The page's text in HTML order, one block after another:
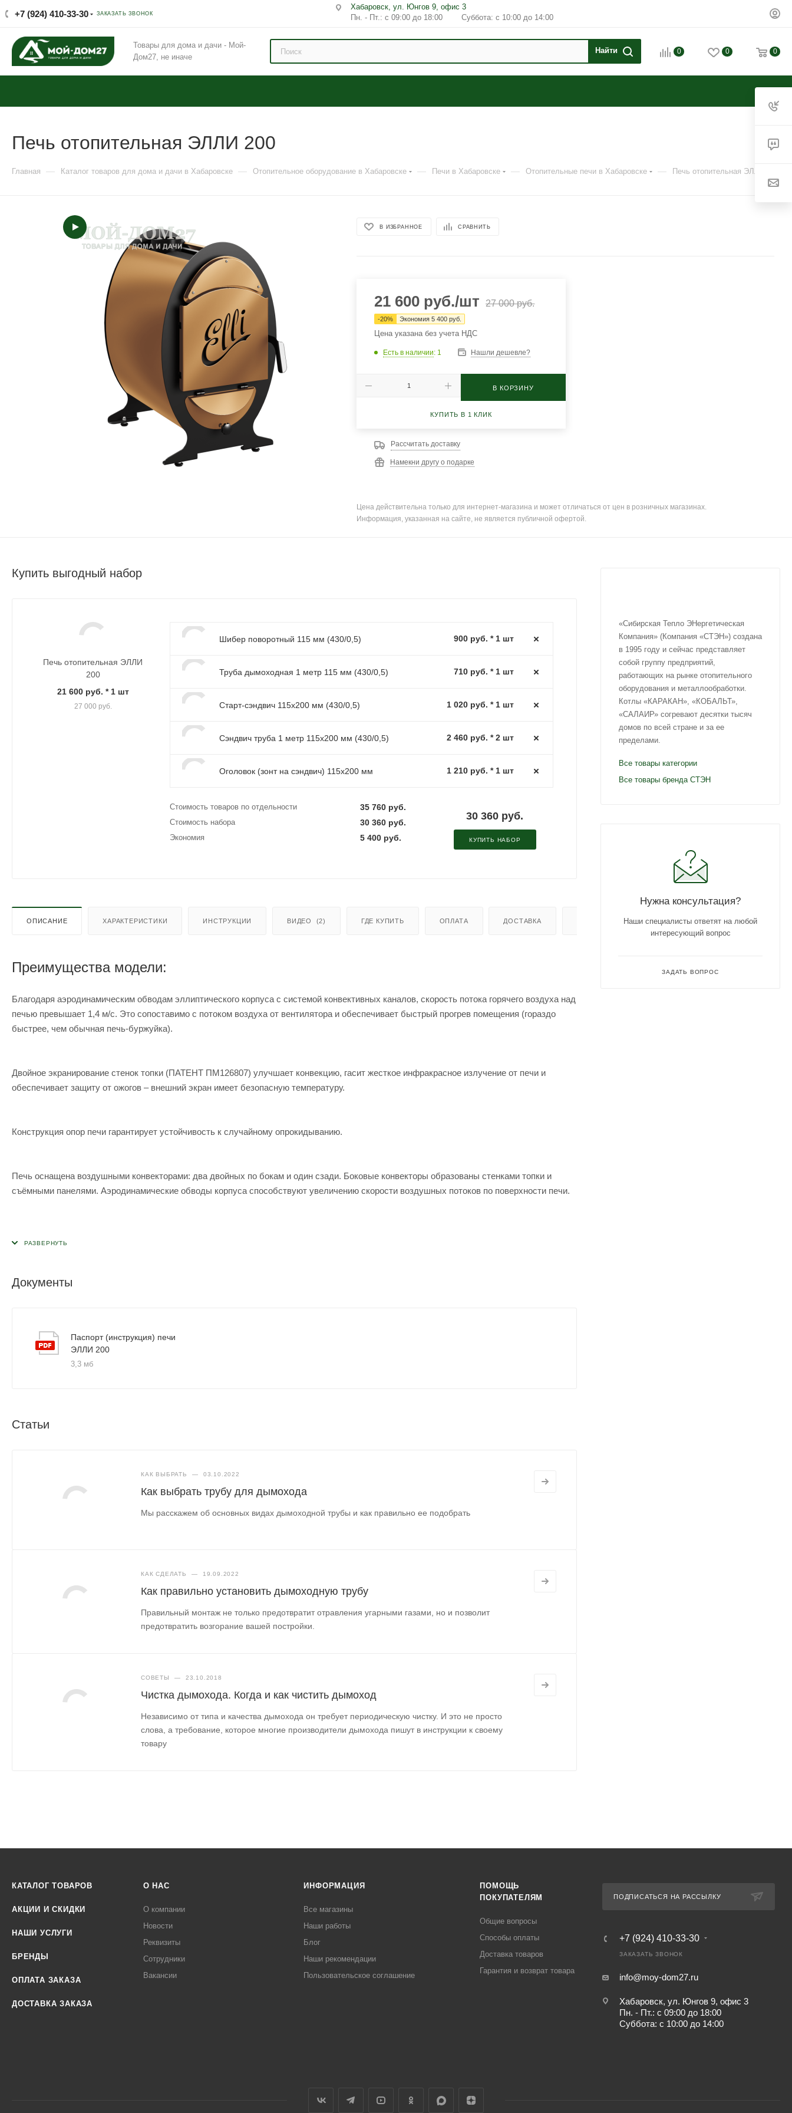
+7 (924) 410-33-30 ЗАКАЗАТЬ ЗВОНОК
Хабаровск, ул. Юнгов 9, офис 3
Пн. - Пт.: с 09:00 до 18:00 Суббота: с 10:00 до 14:00
Товары для дома и дачи - Мой-
Дом27, не иначе
0 0 0
Печь отопительная ЭЛЛИ 200
Главная — Каталог товаров для дома и дачи в Хабаровске — Отопительное оборудование в Хабаровске — Печи в Хабаровске — Отопительные печи в Хабаровске — Печь отопительная ЭЛЛИ 200
В ИЗБРАННОЕ СРАВНИТЬ
21 600 руб./шт 27 000руб.
-20% Экономия 5 400 руб.
Цена указана без учета НДС
Есть в наличии: 1 Нашли дешевле?
В КОРЗИНУ
КУПИТЬ В 1 КЛИК
Рассчитать доставку
Намекни другу о подарке
Цена действительна только для интернет-магазина и может отличаться от цен в розничных магазинах.
Информация, указанная на сайте, не является публичной офертой.
Купить выгодный набор
Печь отопительная ЭЛЛИ
200
21 600 руб. * 1 шт
27 000 руб.
Шибер поворотный 115 мм (430/0,5) 900 руб. * 1 шт
Труба дымоходная 1 метр 115 мм (430/0,5) 710 руб. * 1 шт
Старт-сэндвич 115х200 мм (430/0,5) 1 020 руб. * 1 шт
Сэндвич труба 1 метр 115х200 мм (430/0,5) 2 460 руб. * 2 шт
Оголовок (зонт на сэндвич) 115х200 мм 1 210 руб. * 1 шт
Стоимость товаров по отдельности 35 760 руб.
Стоимость набора 30 360 руб.
Экономия 5 400 руб.
30 360 руб.
КУПИТЬ НАБОР
ОПИСАНИЕ ХАРАКТЕРИСТИКИ ИНСТРУКЦИИ ВИДЕО (2) ГДЕ КУПИТЬ ОПЛАТА ДОСТАВКА
Преимущества модели:
Благодаря аэродинамическим обводам эллиптического корпуса с системой конвективных каналов, скорость потока горячего воздуха над
печью превышает 1,4 м/с. Это сопоставимо с потоком воздуха от вентилятора и обеспечивает быстрый прогрев помещения (гораздо
быстрее, чем обычная печь-буржуйка).
Двойное экранирование стенок топки (ПАТЕНТ ПМ126807) улучшает конвекцию, гасит жесткое инфракрасное излучение от печи и
обеспечивает защиту от ожогов – внешний экран имеет безопасную температуру.
Конструкция опор печи гарантирует устойчивость к случайному опрокидыванию.
Печь оснащена воздушными конвекторами: два двойных по бокам и один сзади. Боковые конвекторы образованы стенками топки и
съёмными панелями. Аэродинамические обводы корпуса способствуют увеличению скорости воздушных потоков по поверхности печи.
Документы
Паспорт (инструкция) печи
ЭЛЛИ 200
3,3 мб
Статьи
КАК ВЫБРАТЬ — 03.10.2022
Как выбрать трубу для дымохода
Мы расскажем об основных видах дымоходной трубы и как правильно ее подобрать
КАК СДЕЛАТЬ — 19.09.2022
Как правильно установить дымоходную трубу
Правильный монтаж не только предотвратит отравления угарными газами, но и позволит
предотвратить возгорание вашей постройки.
СОВЕТЫ — 23.10.2018
Чистка дымохода. Когда и как чистить дымоход
Независимо от типа и качества дымохода он требует периодическую чистку. И это не просто
слова, а требование, которое многие производители дымохода пишут в инструкции к своему
товару
«Сибирская Тепло ЭНергетическая
Компания» (Компания «СТЭН») создана
в 1995 году и сейчас представляет
собой группу предприятий,
работающих на рынке отопительного
оборудования и металлообработки.
Котлы «КАРАКАН», «КОБАЛЬТ»,
«САЛАИР» согревают десятки тысяч
домов по всей стране и за ее
пределами.
Все товары категории
Все товары бренда CТЭН
Нужна консультация?
Наши специалисты ответят на любой
интересующий вопрос
ЗАДАТЬ ВОПРОС
КАТАЛОГ ТОВАРОВ
АКЦИИ И СКИДКИ
НАШИ УСЛУГИ
БРЕНДЫ
ОПЛАТА ЗАКАЗА
ДОСТАВКА ЗАКАЗА
О НАС
О компании
Новости
Реквизиты
Сотрудники
Вакансии
ИНФОРМАЦИЯ
Все магазины
Наши работы
Блог
Наши рекомендации
Пользовательское соглашение
ПОМОЩЬ
ПОКУПАТЕЛЯМ
Общие вопросы
Способы оплаты
Доставка товаров
Гарантия и возврат товара
ПОДПИСАТЬСЯ НА РАССЫЛКУ
+7 (924) 410-33-30
ЗАКАЗАТЬ ЗВОНОК
info@moy-dom27.ru
Хабаровск, ул. Юнгов 9, офис 3
Пн. - Пт.: с 09:00 до 18:00
Суббота: с 10:00 до 14:00